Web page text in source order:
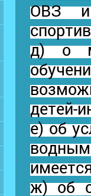
ОВЗ и
д) о
детей-
е) об
ж) об